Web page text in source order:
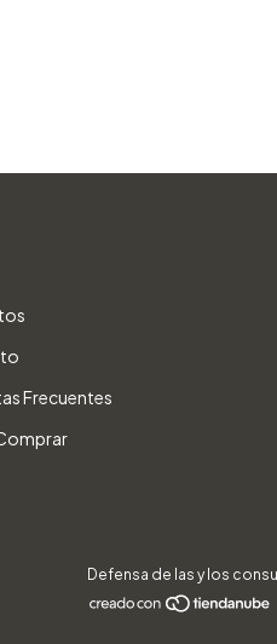
Frecuentes
Defensa de las y los